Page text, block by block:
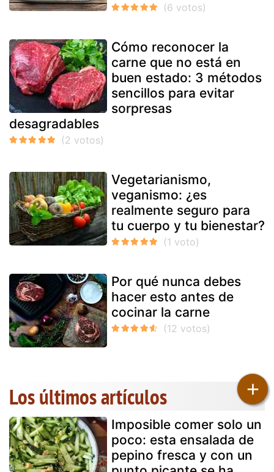
+
Cómo reconocer la
carne que no está en
buen estado: 3 métodos
sencillos para evitar
sorpresas
desagradables
Vegetarianismo,
veganismo: ¿es
realmente seguro para
tu cuerpo y tu bienestar?
Por qué nunca debes
hacer esto antes de
cocinar la carne
Los últimos artículos
Imposible comer solo un
poco: esta ensalada de
pepino fresca y con un